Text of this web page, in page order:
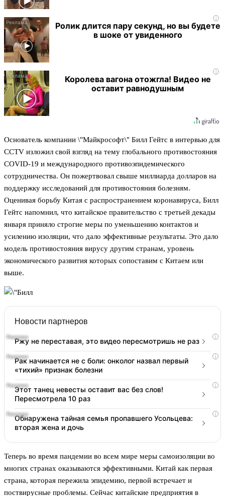
i
Ролик длится пару секунд, но вы будете
в шоке от увиденного
i
Королева вагона отожгла! Видео не
оставит равнодушным
Основатель компании \"Майкрософт\" Билл Гейтс в интервью для
CCTV изложил свой взгляд на тему глобального противостояния
COVID-19 и международного противоэпидемического
сотрудничества. Он пожертвовал свыше миллиарда долларов на
поддержку исследований для противостояния болезням.
Оценивая борьбу Китая с распространением коронавируса, Билл
Гейтс напомнил, что китайское правительство с третьей декады
января приняло строгие меры по уменьшению контактов и
усилению изоляции, что дало эффективные результаты. Это дало
модель противостояния вирусу другим странам, уровень
экономического развития которых сопоставим с Китаем или
выше.
Новости партнеров
i
Ржу не переставая, это видео пересмотришь не раз
i
Рак начинается не с боли: онколог назвал первый
«тихий» признак болезни
i
Этот танец невесты оставит вас без слов!
Пересмотрела 10 раз
i
Обнаружена тайная семья пропавшего Усольцева:
вторая жена и дочь
Теперь во время пандемии во всем мире меры самоизоляции во
многих странах оказываются эффективными. Китай как первая
страна, которая пережила эпидемию, первой встречает и
поствирусные проблемы. Сейчас китайские предприятия в